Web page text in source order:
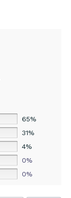
65%
31%
4%
0%
0%